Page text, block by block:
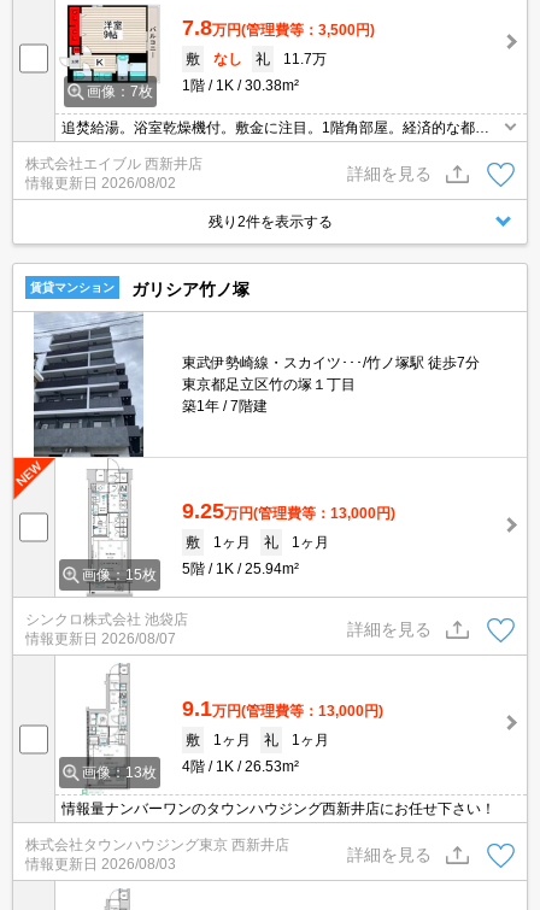
画像：7枚
7.8万円(管理費等：3,500円)
敷
なし 礼
11.7万
1階
1K 30.38m²
追焚給湯。浴室乾燥機付。敷金に注目。1階角部屋。経済的な都市
ガス使用。保証会社加入要(初回22,000円、月次保証料2.2%)。
株式会社エイブル 西新井店
情報更新日 2026/08/02
詳細を見る
残り2件を表示する
賃貸マンション ガリシア竹ノ塚
東武伊勢崎線・スカイツ･･･/竹ノ塚駅 徒歩7分
東京都足立区竹の塚１丁目
築1年
7階建
画像：15枚
9.25万円(管理費等：13,000円)
敷
1ヶ月 礼
1ヶ月
5階
1K 25.94m²
シンクロ株式会社 池袋店
情報更新日 2026/08/07
詳細を見る
画像：13枚
9.1万円(管理費等：13,000円)
敷
1ヶ月 礼
1ヶ月
4階
1K 26.53m²
情報量ナンバーワンのタウンハウジング西新井店にお任せ下さい！
株式会社タウンハウジング東京 西新井店
情報更新日 2026/08/03
詳細を見る